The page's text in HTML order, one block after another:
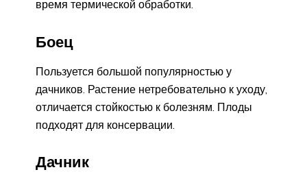
время термической обработки.
Боец
Пользуется большой популярностью у
дачников. Растение нетребовательно к уходу,
отличается стойкостью к болезням. Плоды
подходят для консервации.
Дачник